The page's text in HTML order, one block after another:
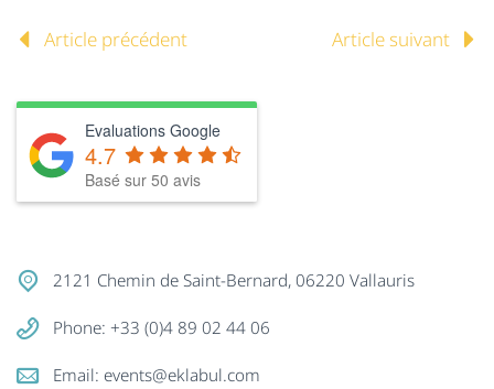
Article précédent Article suivant
Evaluations Google
4.7
Basé sur 50 avis
2121 Chemin de Saint-Bernard, 06220 Vallauris
Phone: +33 (0)4 89 02 44 06
Email: events@eklabul.com